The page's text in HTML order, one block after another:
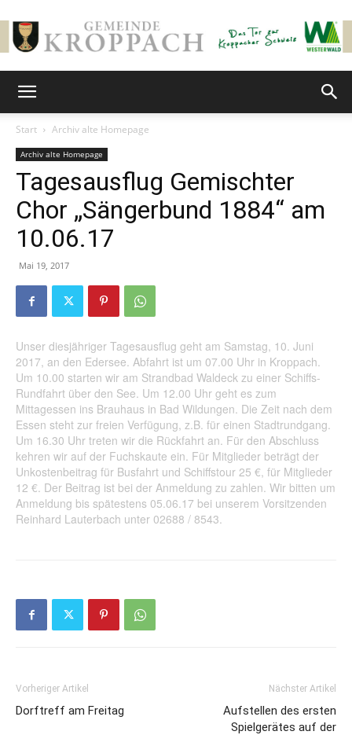
Start Archiv alte Homepage
Archiv alte Homepage
Tagesausflug Gemischter
Chor „Sängerbund 1884“ am
10.06.17
Mai 19, 2017
Unser diesjähriger Tagesausflug geht am Samstag, 10. Juni
2017, an den Edersee. Abfahrt ist um 07.00 Uhr in Kroppach.
Um 10.00 starten wir am Strandbad Waldeck zu einer Schiffs-
Rundfahrt über den See. Um 12.00 Uhr geht es zum
Mittagessen ins Brauhaus in Bad Wildungen. Die Zeit nach dem
Essen steht zur freien Verfügung, z.B. für einen Stadtrundgang.
Um 16.30 Uhr treten wir die Rückfahrt an. Für den Abschluss
kehren wir auf der Fuchskaute ein. Für Mitglieder beträgt der
Unkostenbeitrag für Busfahrt und Schiffstour 25 €, für Mitglieder
12 €. Der Beitrag ist bei der Anmeldung zu zahlen. Wir bitten um
Anmeldung bis spätestens 05.06.17 bei unserem Vorsitzenden
Reinhard Lauterbach unter 02688 / 8543.
Vorheriger Artikel
Dorftreff am Freitag
Nächster Artikel
Aufstellen des ersten
Spielgerätes auf der